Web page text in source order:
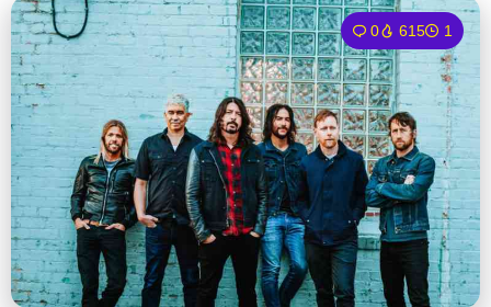
0 615 1